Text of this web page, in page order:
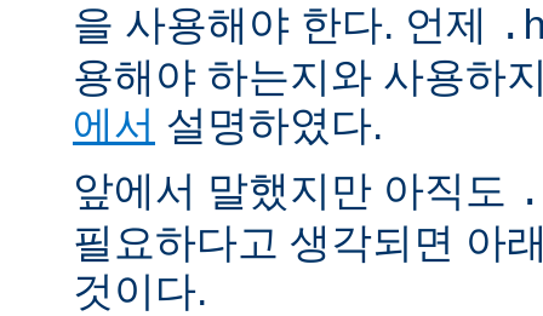
을 사용해야 한다. 언제
용해야 하는지와 사용하
에서 설명하였다.
앞에서 말했지만 아직도
필요하다고 생각되면 아
것이다.